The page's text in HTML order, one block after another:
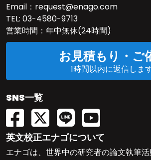
Email： request@enago.com
TEL: 03-4580-9713
営業時間：年中無休(24時間)
お見積もり・ご
1時間以内に返信しま
SNS一覧
英文校正エナゴについて
エナゴは、世界中の研究者の論文執筆